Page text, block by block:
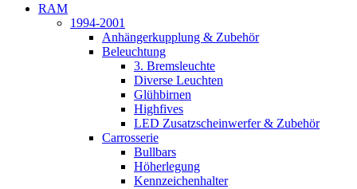
RAM
1994-2001
Anhängerkupplung & Zubehör
Beleuchtung
3. Bremsleuchte
Diverse Leuchten
Glühbirnen
Highfives
LED Zusatzscheinwerfer & Zubehör
Carrosserie
Bullbars
Höherlegung
Kennzeichenhalter